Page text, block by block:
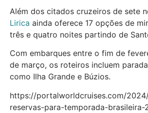
Além dos citados cruzeiros de sete
Lirica ainda oferece 17 opções de
três e quatro noites partindo de
Com embarques entre o fim de
de março, os roteiros incluem
como Ilha Grande e Búzios.
https://portalworldcruises.com/
reservas-para-temporada-